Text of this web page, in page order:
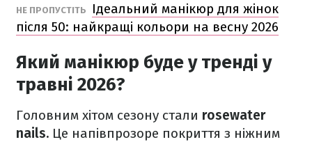
НЕ ПРОПУСТІТЬ
Ідеальний манікюр для жінок
після 50: найкращі кольори на весну 2026
Який манікюр буде у тренді у
травні 2026?
Головним хітом сезону стали rosewater
nails. Це напівпрозоре покриття з ніжним